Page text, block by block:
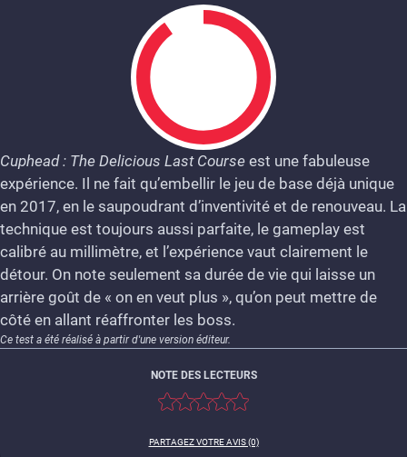
9
Cuphead : The Delicious Last Course est une fabuleuse
expérience. Il ne fait qu’embellir le jeu de base déjà unique
en 2017, en le saupoudrant d’inventivité et de renouveau. La
technique est toujours aussi parfaite, le gameplay est
calibré au millimètre, et l’expérience vaut clairement le
détour. On note seulement sa durée de vie qui laisse un
arrière goût de « on en veut plus », qu’on peut mettre de
côté en allant réaffronter les boss.
Ce test a été réalisé à partir d'une version éditeur.
NOTE DES LECTEURS
PARTAGEZ VOTRE AVIS (0)